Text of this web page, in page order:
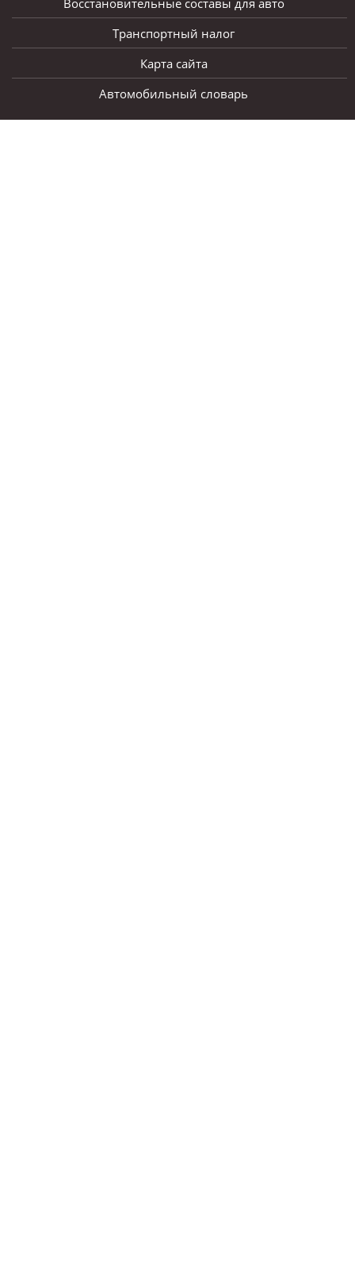
Восстановительные составы для авто
Транспортный налог
Карта сайта
Автомобильный словарь